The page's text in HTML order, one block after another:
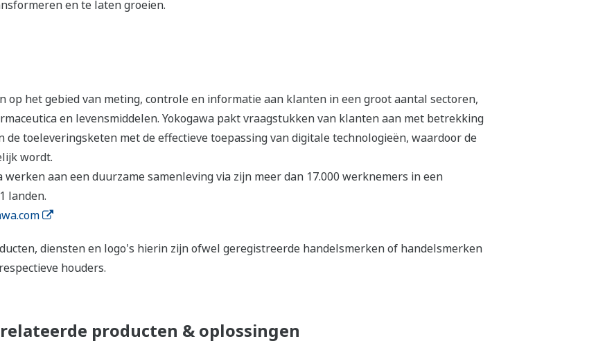
en te laten groeien.
op het gebied van meting, controle en informatie aan klanten in een groot aantal sectoren,
en levensmiddelen. Yokogawa pakt vraagstukken van klanten aan met betrekking
toeleveringsketen met de effectieve toepassing van digitale technologieën, waardoor de
wordt.
aan een duurzame samenleving via zijn meer dan 17.000 werknemers in een
landen.
diensten en logo's hierin zijn ofwel geregistreerde handelsmerken of handelsmerken
houders.
producten & oplossingen